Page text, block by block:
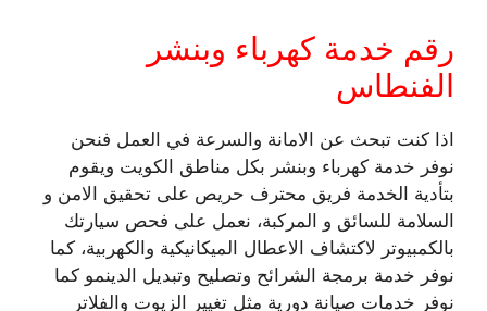
رقم خدمة كهرباء وبنشر
الفنطاس
اذا كنت تبحث عن الامانة والسرعة في العمل فنحن
نوفر خدمة كهرباء وبنشر بكل مناطق الكويت ويقوم
بتأدية الخدمة فريق محترف حريص على تحقيق الامن و
السلامة للسائق و المركبة، نعمل على فحص سيارتك
بالكمبيوتر لاكتشاف الاعطال الميكانيكية والكهربية، كما
نوفر خدمة برمجة الشرائح وتصليح وتبديل الدينمو كما
نوفر خدمات صيانة دورية مثل تغيير الزيوت والفلاتر